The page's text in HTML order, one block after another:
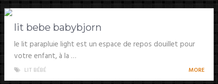
lit bebe babybjorn
le lit parapluie light est un espace de repos douillet pour
votre enfant, à la …
LIT BÉBÉ MORE